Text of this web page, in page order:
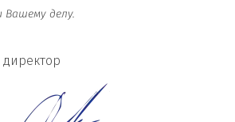
Вашему делу.